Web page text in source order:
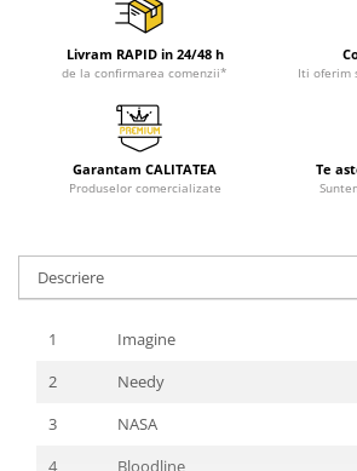
Livram RAPID in 24/48 h
de la confirmarea comenzii* Iti oferim
Garantam CALITATEA
Produselor comercializate
Te
Descriere
1 Imagine
2
Needy
3
NASA
4
Bloodline